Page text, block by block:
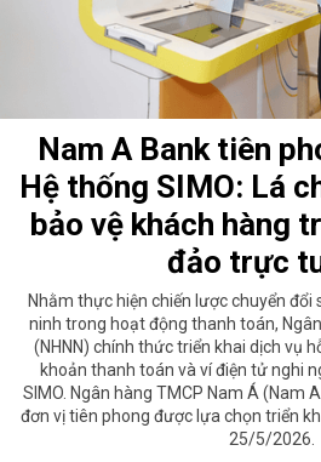
Nam A Bank tiên
Hệ thống SIMO: Lá
bảo vệ khách hàng
đảo trực
Nhằm thực hiện chiến lược chuyển đổi
ninh trong hoạt động thanh toán,
(NHNN) chính thức triển khai dịch vụ
khoản thanh toán và ví điện tử nghi
SIMO. Ngân hàng TMCP Nam Á (Nam
đơn vị tiên phong được lựa chọn triển
25/5/2026.